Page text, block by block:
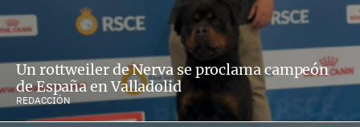
Un rottweiler de Nerva se proclama campeón
de España en Valladolid
REDACCIÓN